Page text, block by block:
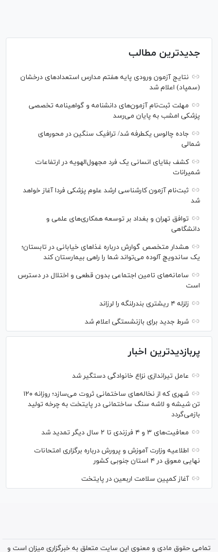
جدیدترین مطالب
نتایج آزمون ورودی پایه هفتم مدارس استعدادهای درخشان
(سمپاد) اعلام شد
مهلت ثبت‌نام آزمون‌های دانشنامه و گواهینامه تخصصی
پزشکی امشب به پایان می‌رسد
جاده چالوس یکطرفه شد/ ترافیک سنگین در محورهای
شمالی
کشف بقایای انسانی یک فرد مجهول‌الهویه در ارتفاعات
شمیرانات
ثبت‌نام آزمون کارشناسی ارشد علوم پزشکی فردا آغاز خواهد
شد
توافق تهران و بغداد بر توسعه همکاری‌های علمی و
دانشگاهی
هشدار متخصص گوارش درباره غذا‌های خیابانی در تابستان؛
یک ساندویچ آلوده می‌تواند شما را راهی بیمارستان کند
سامانه‌های تامین اجتماعی بدون قطعی و اختلال در دسترس
است
زلزله ۴ ریشتری بندرلنگه را لرزاند
شرط جدید برای بازنشستگی اعلام شد
پربازدیدترین اخبار
عامل تیراندازی نزاع خانوادگی دستگیر شد
شهری که از نخاله‌های ساختمانی ثروت می‌سازد؛ روزانه ۱۲۰
تن شیشه و لاشه سنگ ساختمانی در پایتخت به چرخه تولید
بازمی‌گردد
معافیت‌های ۳ و ۴ فرزندی تا ۲ سال دیگر تمدید شد
اطلاعیه وزارت آموزش و پرورش درباره برگزاری امتحانات
نهایی معوق در ۴ استان جنوبی کشور
آغاز کمپین سلامت اربعین در پایتخت
تمامی حقوق مادی و معنوی این سایت متعلق به خبرگزاری میزان است و